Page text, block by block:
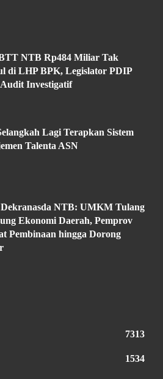
NTB Rp484 Miliar Tak
di LHP BPK, Legislator PDIP
Investigatif
Lagi Terapkan Sistem
Talenta ASN
NTB: UMKM Tulang
Ekonomi Daerah, Pemprov
Pembinaan hingga Dorong
7313
1534